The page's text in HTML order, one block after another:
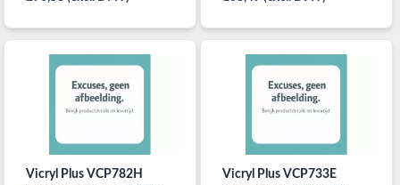
Vicryl Plus VCP782H
Vicryl Plus VCP733E